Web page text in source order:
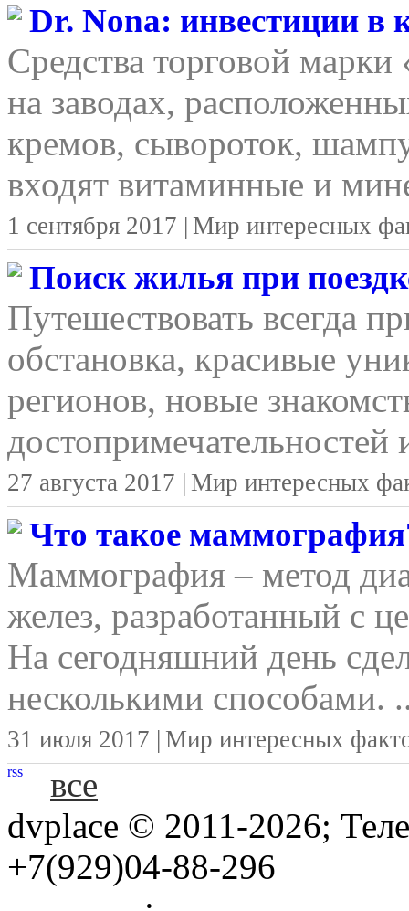
Dr. Nona: инвестиции в
Средства торговой
на заводах,
кремов, сывороток,
входят витаминные и
1 сентября 2017 | Мир интересных
Поиск жилья при
Путешествовать всегда
обстановка, красивые
регионов, новые
достопримечательностей
27 августа 2017 | Мир интересных
Что такое
Маммография – метод
желез, разработанный с
На сегодняшний день
несколькими способами.
31 июля 2017 | Мир интересных
rss
все
dvplace © 2011-2026;
+7(929)04-88-296